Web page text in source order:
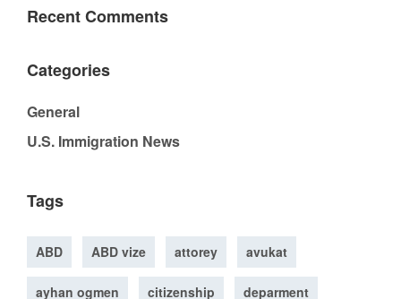
Recent Comments
Categories
General
U.S. Immigration News
Tags
ABD ABD vize attorey avukat
ayhan ogmen citizenship deparment